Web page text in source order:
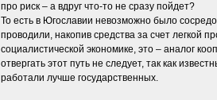
про риск – а вдруг что-то не сразу пойдет?
То есть в Югославии невозможно было
проводили, накопив средства за счет легкой
социалистической экономике, это – аналог
отвергать этот путь не следует, так как
работали лучше государственных.